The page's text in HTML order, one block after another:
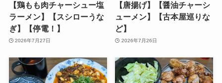
【鶏もも肉チャーシュー塩
ラーメン】【スシローうな
ぎ】【停電！】
2026年7月27日
【唐揚げ】【醤油チャーシ
ューメン】【古本屋巡りな
ど】
2026年7月26日